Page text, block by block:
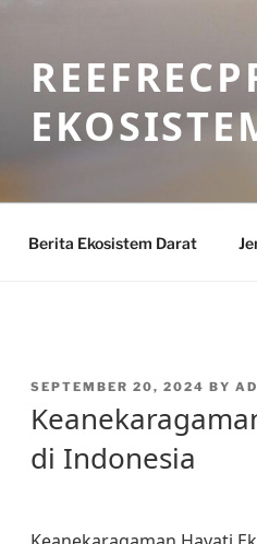
Berita Ekosistem Darat
POSTED
SEPTEMBER 20, 2024 BY
di Indonesia